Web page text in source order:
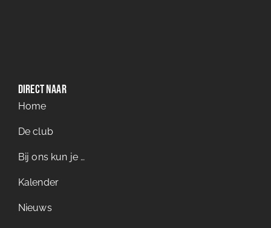
Direct naar
Home
De club
Bij ons kun je …
Kalender
Nieuws